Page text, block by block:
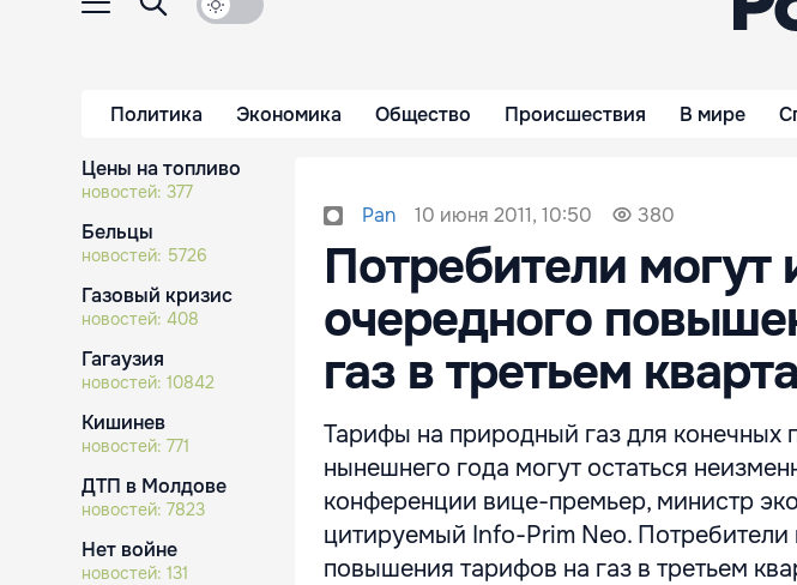
Политика Экономика Общество Происшествия В мире
Цены на топливо
новостей: 377
Бельцы
новостей: 5726
Газовый кризис
новостей: 408
Гагаузия
новостей: 10842
Кишинев
новостей: 771
ДТП в Молдове
новостей: 7823
Нет войне
новостей: 131
Pan 10 июня 2011, 10:50 380
Потребители могут
очередного
газ в третьем
Тарифы на природный газ для конечных
нынешнего года могут остаться
конференции вице-премьер, министр
цитируемый Info-Prim Neo. Потребители
повышения тарифов на газ в третьем